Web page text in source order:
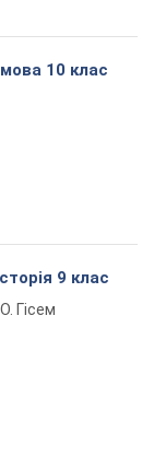
10 клас
9 клас
Гісем